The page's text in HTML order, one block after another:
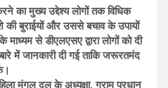
का मुख्य उद्देश्य लोगों तक विधिक
बुराईयों और उससे बचाव के उपायों
से डीएलएसए द्वारा लोगों को दी
में जानकारी दी गई ताकि जरूरतमंद
मंगल दल के अध्यक्षा, ग्राम प्रधान